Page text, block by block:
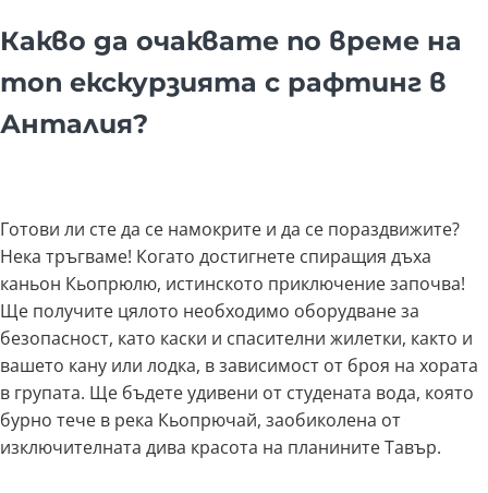
Какво да очаквате по време на
топ екскурзията с рафтинг в
Анталия?
Готови ли сте да се намокрите и да се пораздвижите?
Нека тръгваме! Когато достигнете спиращия дъха
каньон Кьопрюлю, истинското приключение започва!
Ще получите цялото необходимо оборудване за
безопасност, като каски и спасителни жилетки, както и
вашето кану или лодка, в зависимост от броя на хората
в групата. Ще бъдете удивени от студената вода, която
бурно тече в река Кьопрючай, заобиколена от
изключителната дива красота на планините Тавър.